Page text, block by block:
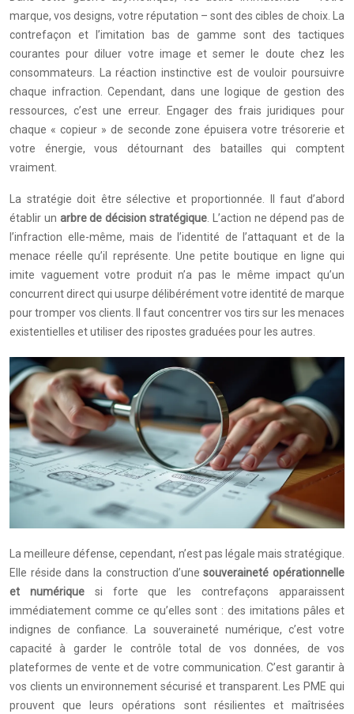
marque, vos designs, votre réputation – sont des cibles de choix. La
contrefaçon et l’imitation bas de gamme sont des tactiques
courantes pour diluer votre image et semer le doute chez les
consommateurs. La réaction instinctive est de vouloir poursuivre
chaque infraction. Cependant, dans une logique de gestion des
ressources, c’est une erreur. Engager des frais juridiques pour
chaque « copieur » de seconde zone épuisera votre trésorerie et
votre énergie, vous détournant des batailles qui comptent
vraiment.
La stratégie doit être sélective et proportionnée. Il faut d’abord
établir un arbre de décision stratégique . L’action ne dépend pas de
l’infraction elle-même, mais de l’identité de l’attaquant et de la
menace réelle qu’il représente. Une petite boutique en ligne qui
imite vaguement votre produit n’a pas le même impact qu’un
concurrent direct qui usurpe délibérément votre identité de marque
pour tromper vos clients. Il faut concentrer vos tirs sur les menaces
existentielles et utiliser des ripostes graduées pour les autres.
La meilleure défense, cependant, n’est pas légale mais stratégique.
Elle réside dans la construction d’unesouveraineté opérationnelle
et numériquesi forte que les contrefaçons apparaissent
immédiatement comme ce qu’elles sont : des imitations pâles et
indignes de confiance. La souveraineté numérique, c’est votre
capacité à garder le contrôle total de vos données, de vos
plateformes de vente et de votre communication. C’est garantir à
vos clients un environnement sécurisé et transparent. Les PME qui
prouvent que leurs opérations sont résilientes et maîtrisées